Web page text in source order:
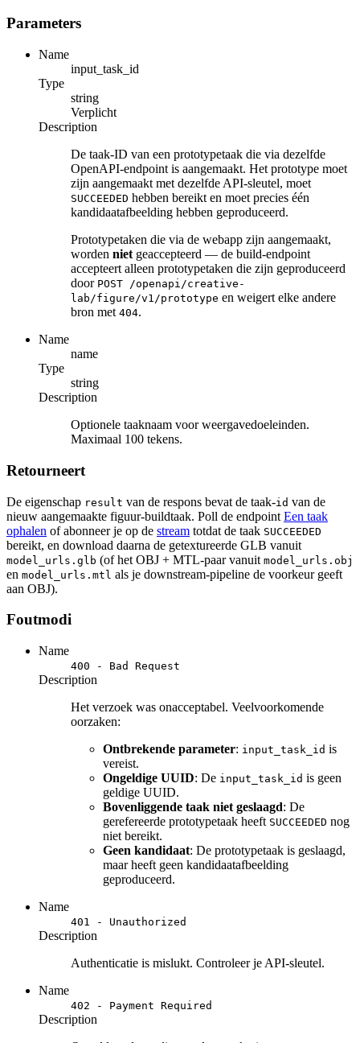
Parameters
Name
input_task_id
Type
string
Verplicht
Description
De taak-ID van een prototypetaak die via dezelfde
OpenAPI-endpoint is aangemaakt. Het prototype moet
zijn aangemaakt met dezelfde API-sleutel, moet
SUCCEEDED hebben bereikt en moet precies één
kandidaatafbeelding hebben geproduceerd.
Prototypetaken die via de webapp zijn aangemaakt,
worden niet geaccepteerd — de build-endpoint
accepteert alleen prototypetaken die zijn geproduceerd
door POST /openapi/creative-
lab/figure/v1/prototype en weigert elke andere
bron met 404.
Name
name
Type
string
Description
Optionele taaknaam voor weergavedoeleinden.
Maximaal 100 tekens.
Retourneert
De eigenschap result van de respons bevat de taak-id van de
nieuw aangemaakte figuur-buildtaak. Poll de endpoint Een taak
ophalen of abonneer je op de stream totdat de taak SUCCEEDED
bereikt, en download daarna de getextureerde GLB vanuit
model_urls.glb (of het OBJ + MTL-paar vanuit model_urls.obj
en model_urls.mtl als je downstream-pipeline de voorkeur geeft
aan OBJ).
Foutmodi
Name
400 - Bad Request
Description
Het verzoek was onacceptabel. Veelvoorkomende
oorzaken:
Ontbrekende parameter: input_task_id is
vereist.
Ongeldige UUID: De input_task_id is geen
geldige UUID.
Bovenliggende taak niet geslaagd: De
gerefereerde prototypetaak heeft SUCCEEDED nog
niet bereikt.
Geen kandidaat: De prototypetaak is geslaagd,
maar heeft geen kandidaatafbeelding
geproduceerd.
Name
401 - Unauthorized
Description
Authenticatie is mislukt. Controleer je API-sleutel.
Name
402 - Payment Required
Description